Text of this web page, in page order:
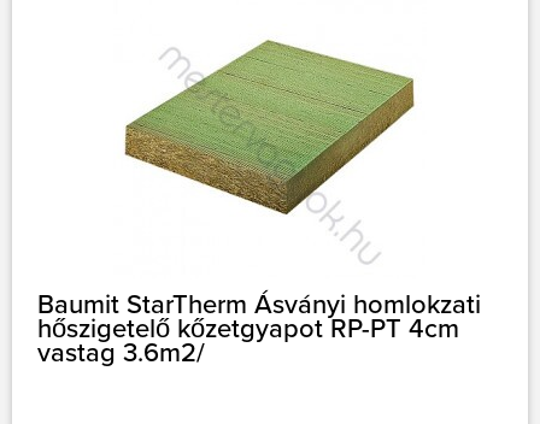
Baumit StarTherm Ásványi homlokzati
hőszigetelő kőzetgyapot RP-PT 4cm
vastag 3.6m2/